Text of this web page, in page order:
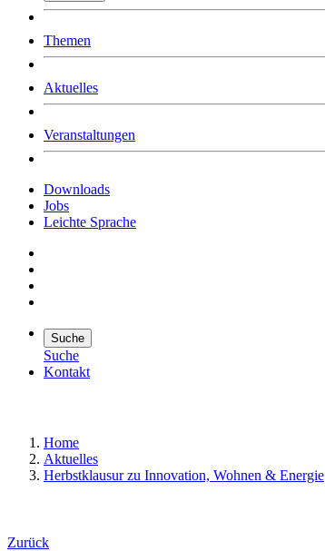
Wer wir sind
Jobs
Themen
Aktuelles
Veranstaltungen
Downloads
Jobs
Leichte Sprache
Suche
Suche
Kontakt
Home
Aktuelles
Herbstklausur zu Innovation, Wohnen & Energie
Zurück